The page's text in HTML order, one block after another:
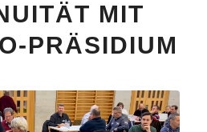
MIT
PRÄSIDIUM